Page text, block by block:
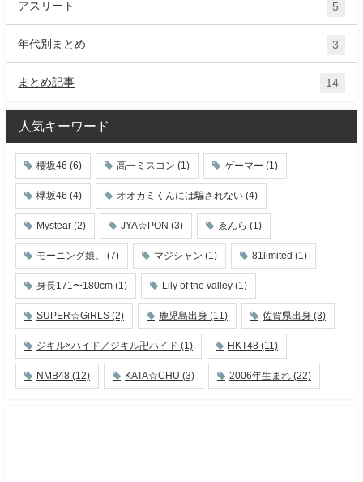
アスリート 5
年代別まとめ 3
まとめ記事 14
人気キーワード
櫻坂46 (6) 高一ミスコン (1) ゲーマー (1)
欅坂46 (4) オオカミくんには騙されない (4)
Mystear (2) JYA☆PON (3) ゑんら (1)
モーニング娘。 (7) マジシャン (1) 81limited (1)
身長171〜180cm (1) Lily of the valley (1)
SUPER☆GiRLS (2) 鹿児島出身 (11) 佐賀県出身 (3)
ジキル×ハイド／ジキル卍ハイド (1) HKT48 (11)
NMB48 (12) KATA☆CHU (3) 2006年生まれ (22)